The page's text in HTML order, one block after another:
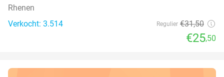
Rhenen
Verkocht: 3.514
Regulier €31,50
€25,50